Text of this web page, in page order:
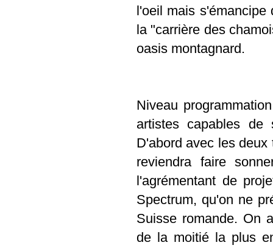
l'oeil mais
la "carrière des
oasis montagnard.
Niveau
artistes capables
D'abord avec les
reviendra faire
l'agrémentant de
Spectrum, qu'on ne
Suisse romande. On
de la moitié la plus